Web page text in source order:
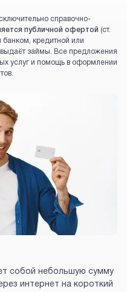
справочно-
публичной офертой (ст.
банком, кредитной или
займы. Все предложения
услуг и помощь в оформлении
собой небольшую сумму
интернет на короткий